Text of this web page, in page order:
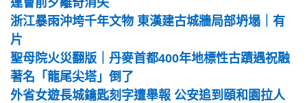
運會前夕離奇消失
浙江暴雨沖垮千年文物 東漢建古城牆局部坍塌｜有
片
聖母院火災翻版｜丹麥首都400年地標性古蹟遇祝融
著名「龍尾尖塔」倒了
外省女遊長城鑰匙刻字遭舉報 公安追到頤和園拉人